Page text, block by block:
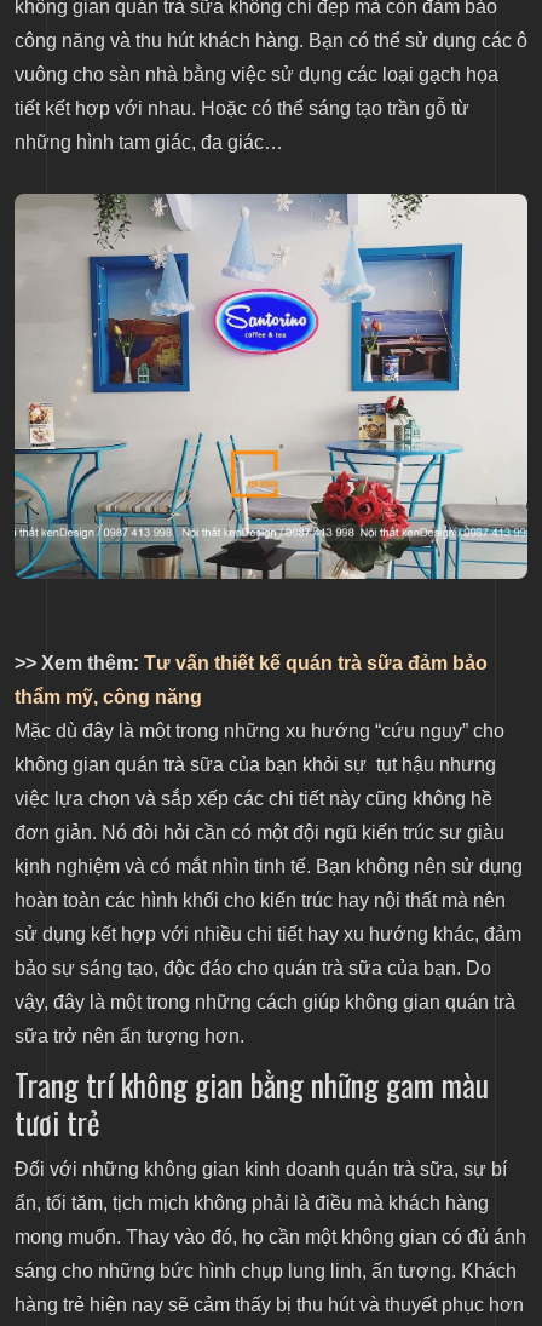
không gian quán trà sữa không chỉ đẹp mà còn đảm bảo
công năng và thu hút khách hàng. Bạn có thể sử dụng các ô
vuông cho sàn nhà bằng việc sử dụng các loại gạch họa
tiết kết hợp với nhau. Hoặc có thể sáng tạo trần gỗ từ
những hình tam giác, đa giác…
>> Xem thêm: Tư vấn thiết kế quán trà sữa đảm bảo
thẩm mỹ, công năng
Mặc dù đây là một trong những xu hướng “cứu nguy” cho
không gian quán trà sữa của bạn khỏi sự tụt hậu nhưng
việc lựa chọn và sắp xếp các chi tiết này cũng không hề
đơn giản. Nó đòi hỏi cần có một đội ngũ kiến trúc sư giàu
kịnh nghiệm và có mắt nhìn tinh tế. Bạn không nên sử dụng
hoàn toàn các hình khối cho kiến trúc hay nội thất mà nên
sử dụng kết hợp với nhiều chi tiết hay xu hướng khác, đảm
bảo sự sáng tạo, độc đáo cho quán trà sữa của bạn. Do
vậy, đây là một trong những cách giúp không gian quán trà
sữa trở nên ấn tượng hơn.
Trang trí không gian bằng những gam màu
tươi trẻ
Đối với những không gian kinh doanh quán trà sữa, sự bí
ẩn, tối tăm, tịch mịch không phải là điều mà khách hàng
mong muốn. Thay vào đó, họ cần một không gian có đủ ánh
sáng cho những bức hình chụp lung linh, ấn tượng. Khách
hàng trẻ hiện nay sẽ cảm thấy bị thu hút và thuyết phục hơn